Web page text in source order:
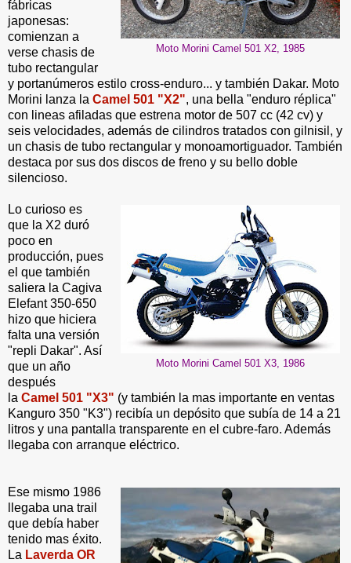
Moto Morini Camel 501 X2, 1985
fábricas
japonesas:
comienzan a
verse chasis de
tubo rectangular
y portanúmeros estilo cross-enduro... y también Dakar. Moto
Morini lanza la Camel 501 "X2", una bella "enduro réplica"
con lineas afiladas que estrena motor de 507 cc (42 cv) y
seis velocidades, además de cilindros tratados con gilnisil, y
un chasis de tubo rectangular y monoamortiguador. También
destaca por sus dos discos de freno y su bello doble
silencioso.
Moto Morini Camel 501 X3, 1986
Lo curioso es
que la X2 duró
poco en
producción, pues
el que también
saliera la Cagiva
Elefant 350-650
hizo que hiciera
falta una versión
"repli Dakar". Así
que un año
después
la Camel 501 "X3" (y también la mas importante en ventas
Kanguro 350 "K3") recibía un depósito que subía de 14 a 21
litros y una pantalla transparente en el cubre-faro. Además
llegaba con arranque eléctrico.
Ese mismo 1986
llegaba una trail
que debía haber
tenido mas éxito.
La Laverda OR